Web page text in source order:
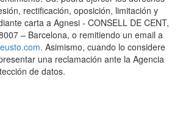
rectificación, oposición, limitación y
carta a Agnesi - CONSELL DE CENT,
– Barcelona, o remitiendo un email a
. Asimismo, cuando lo considere
una reclamación ante la Agencia
de datos.